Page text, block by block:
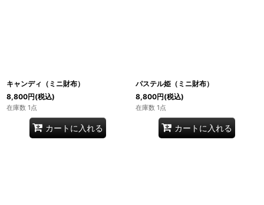
キャンディ（ミニ財布）
8,800円(税込)
在庫数 1点
カートに入れる
パステル姫（ミニ財布）
8,800円(税込)
在庫数 1点
カートに入れる